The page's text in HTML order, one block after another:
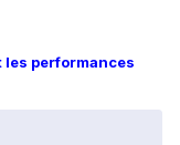
les performances